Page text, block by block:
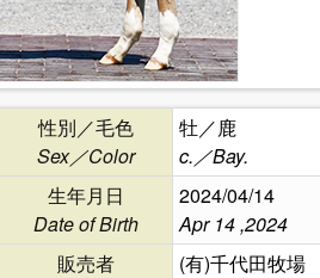
性別／毛色
Sex／Color
牡／鹿
c.／Bay.
生年月日
Date of Birth
2024/04/14
Apr 14 ,2024
販売者
(有)千代田牧場